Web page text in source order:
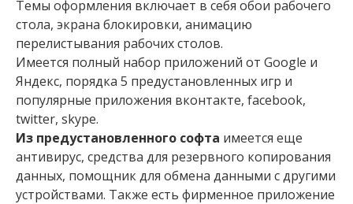
Темы оформления включает в себя обои рабочего
стола, экрана блокировки, анимацию
перелистывания рабочих столов.
Имеется полный набор приложений от Google и
Яндекс, порядка 5 предустановленных игр и
популярные приложения вконтакте, facebook,
twitter, skype.
Из предустановленного софта имеется еще
антивирус, средства для резервного копирования
данных, помощник для обмена данными с другими
устройствами. Также есть фирменное приложение